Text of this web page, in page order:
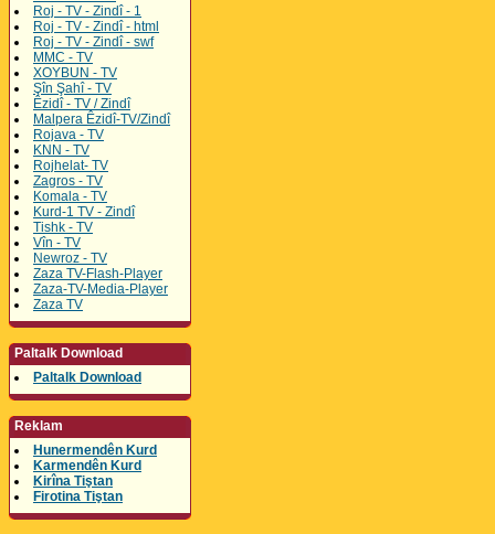
Roj - TV - Zindî - 1
Roj - TV - Zindî - html
Roj - TV - Zindî - swf
MMC - TV
XOYBUN - TV
Şîn Şahî - TV
Êzidî - TV / Zindî
Malpera Êzidî-TV/Zindî
Rojava - TV
KNN - TV
Rojhelat- TV
Zagros - TV
Komala - TV
Kurd-1 TV - Zindî
Tishk - TV
Vîn - TV
Newroz - TV
Zaza TV-Flash-Player
Zaza-TV-Media-Player
Zaza TV
Paltalk Download
Paltalk Download
Reklam
Hunermendên Kurd
Karmendên Kurd
Kirîna Tiştan
Firotina Tiştan